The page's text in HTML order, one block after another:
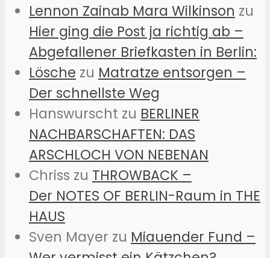
Lennon Zainab Mara Wilkinson zu
Hier ging die Post ja richtig ab –
Abgefallener Briefkasten in Berlin:
Lösche zu Matratze entsorgen –
Der schnellste Weg
Hanswurscht zu BERLINER
NACHBARSCHAFTEN: DAS
ARSCHLOCH VON NEBENAN
Chriss zu THROWBACK –
Der NOTES OF BERLIN-Raum in THE
HAUS
Sven Mayer zu Miauender Fund –